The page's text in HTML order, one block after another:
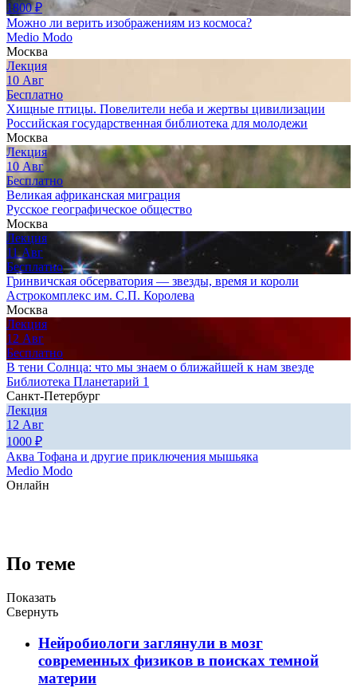
1800₽
Можно ли верить изображениям из космоса?
Medio Modo
Москва
Лекция
10 Авг
Бесплатно
Хищные птицы. Повелители неба и жертвы цивилизации
Российская государственная библиотека для молодежи
Москва
Лекция
10 Авг
Бесплатно
Великая африканская миграция
Русское географическое общество
Москва
Лекция
11 Авг
Бесплатно
Гринвичская обсерватория — звезды, время и короли
Астрокомплекс им. С.П. Королева
Москва
Лекция
12 Авг
Бесплатно
В тени Солнца: что мы знаем о ближайшей к нам звезде
Библиотека Планетарий 1
Санкт-Петербург
Лекция
12 Авг
1000 ₽
Аква Тофана и другие приключения мышьяка
Medio Modo
Онлайн
По теме
Показать
Свернуть
Нейробиологи заглянули в мозг
современных физиков в поисках темной
материи